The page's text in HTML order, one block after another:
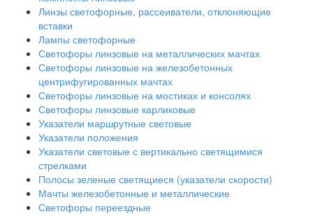
Линзы светофорные, рассеиватели, отклоняющие
вставки
Лампы светофорные
Светофоры линзовые на металлических мачтах
Светофоры линзовые на железобетонных
центрифугированных мачтах
Светофоры линзовые на мостиках и консолях
Светофоры линзовые карликовые
Указатели маршрутные световые
Указатели положения
Указатели световые с вертикально светящимися
стрелками
Полосы зеленые светящиеся (указатели скорости)
Мачты железобетонные и металлические
Светофоры переездные